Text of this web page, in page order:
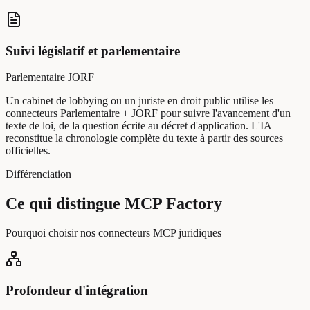
Suivi législatif et parlementaire
Parlementaire JORF
Un cabinet de lobbying ou un juriste en droit public utilise les
connecteurs Parlementaire + JORF pour suivre l'avancement d'un
texte de loi, de la question écrite au décret d'application. L'IA
reconstitue la chronologie complète du texte à partir des sources
officielles.
Différenciation
Ce qui distingue MCP Factory
Pourquoi choisir nos connecteurs MCP juridiques
Profondeur d'intégration